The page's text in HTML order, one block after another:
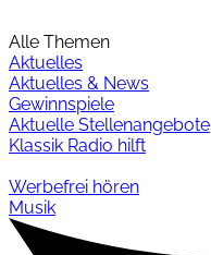
Alle Themen
Aktuelles
Aktuelles & News
Gewinnspiele
Aktuelle Stellenangebote
Klassik Radio hilft
Werbefrei hören
Musik